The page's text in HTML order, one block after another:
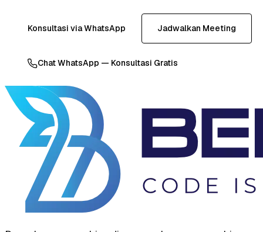
Konsultasi via WhatsApp Jadwalkan Meeting
Chat WhatsApp — Konsultasi Gratis